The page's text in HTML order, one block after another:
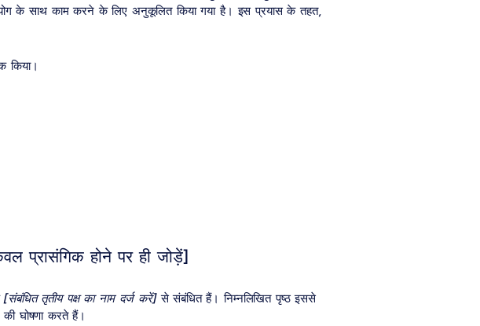
के साथ काम करने के लिए अनुकूलित किया गया है। इस प्रयास के तहत,
किया।
प्रासंगिक होने पर ही जोड़ें]
[संबंधित तृतीय पक्ष का नाम दर्ज करें]से संबंधित हैं। निम्नलिखित पृष्ठ इससे
घोषणा करते हैं।